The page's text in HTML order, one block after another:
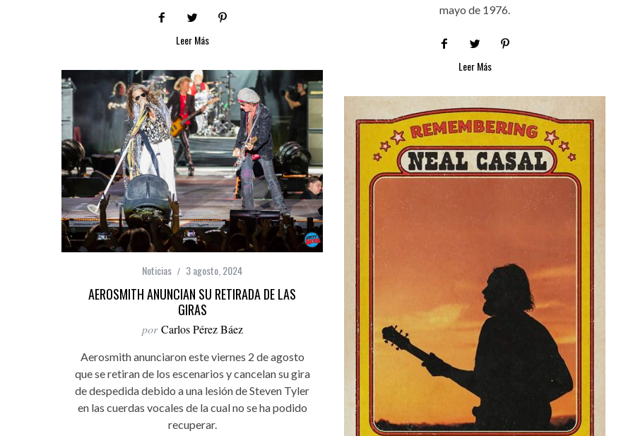
Leer Más
mayo de 1976.
Leer Más
Noticias 3 agosto, 2024
AEROSMITH ANUNCIAN SU RETIRADA DE LAS
GIRAS
por Carlos Pérez Báez
Aerosmith anunciaron este viernes 2 de agosto
que se retiran de los escenarios y cancelan su gira
de despedida debido a una lesión de Steven Tyler
en las cuerdas vocales de la cual no se ha podido
recuperar.